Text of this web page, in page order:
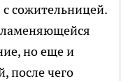
сожительницей.
но еще и
после чего